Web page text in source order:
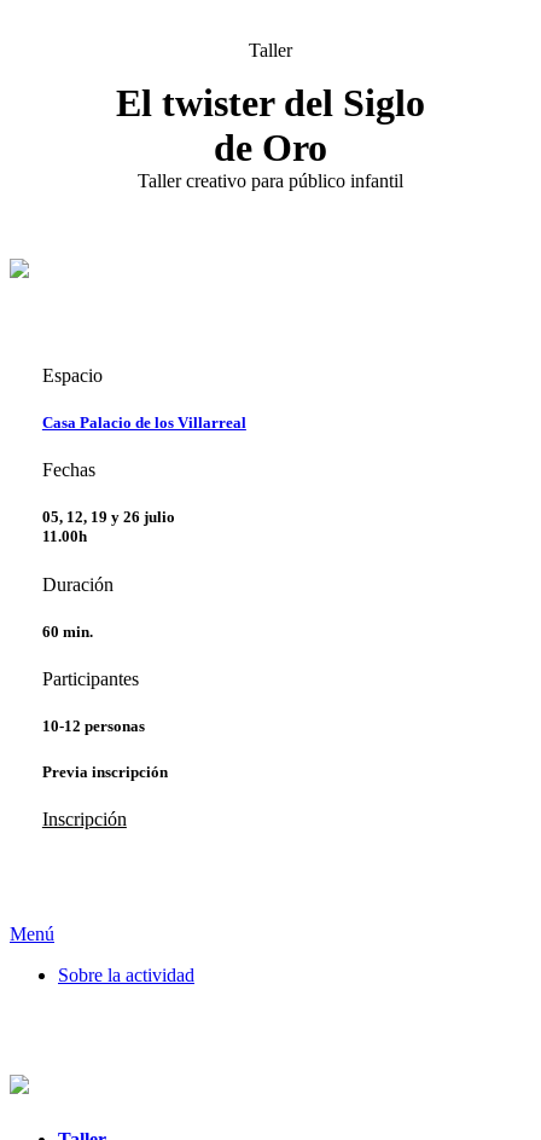
Taller
El twister del Siglo
de Oro
Taller creativo para público infantil
Espacio
Casa Palacio de los Villarreal
Fechas
05, 12, 19 y 26 julio
11.00h
Duración
60 min.
Participantes
10-12 personas
Previa inscripción
Inscripción
Menú
Sobre la actividad